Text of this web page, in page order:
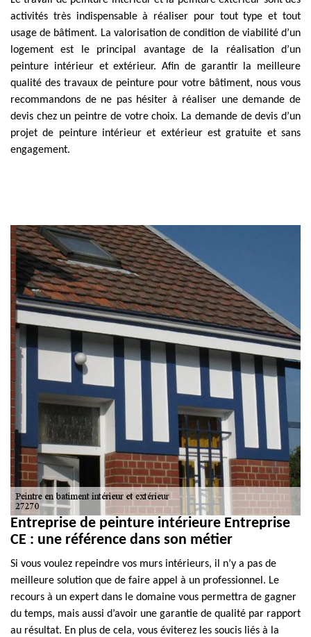
activités très indispensable à réaliser pour tout type et tout
usage de bâtiment. La valorisation de condition de viabilité d’un
logement est le principal avantage de la réalisation d’un
peinture intérieur et extérieur. Afin de garantir la meilleure
qualité des travaux de peinture pour votre bâtiment, nous vous
recommandons de ne pas hésiter à réaliser une demande de
devis chez un peintre de votre choix. La demande de devis d’un
projet de peinture intérieur et extérieur est gratuite et sans
engagement.
Entreprise de peinture intérieure Entreprise
CE : une référence dans son métier
Si vous voulez repeindre vos murs intérieurs, il n’y a pas de
meilleure solution que de faire appel à un professionnel. Le
recours à un expert dans le domaine vous permettra de gagner
du temps, mais aussi d’avoir une garantie de qualité par rapport
au résultat. En plus de cela, vous éviterez les soucis liés à la